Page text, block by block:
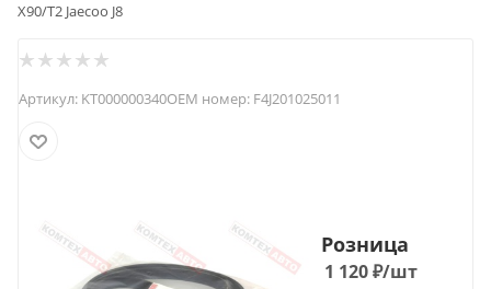
X90/T2 Jaecoo J8
Артикул: KT000000340OEM номер: F4J201025011
Розница
1 120₽/шт